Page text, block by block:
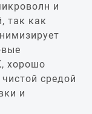
и
так как
хорошо
средой
и